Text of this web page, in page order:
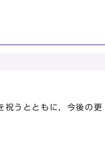
うとともに，今後の更